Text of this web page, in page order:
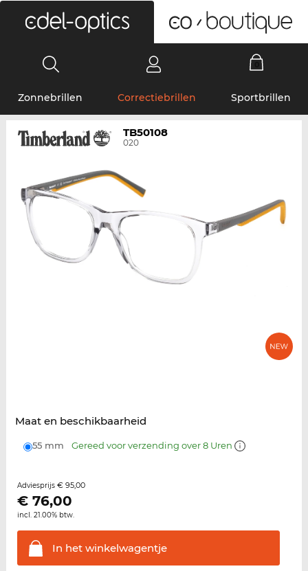
Zonnebrillen Correctiebrillen Sportbrillen
TB50108
020
Maat en beschikbaarheid
55 mm Gereed voor verzending over 8 Uren
Adviesprijs € 95,00
€ 76,00
incl. 21.00% btw.
In hetwinkelwagentje